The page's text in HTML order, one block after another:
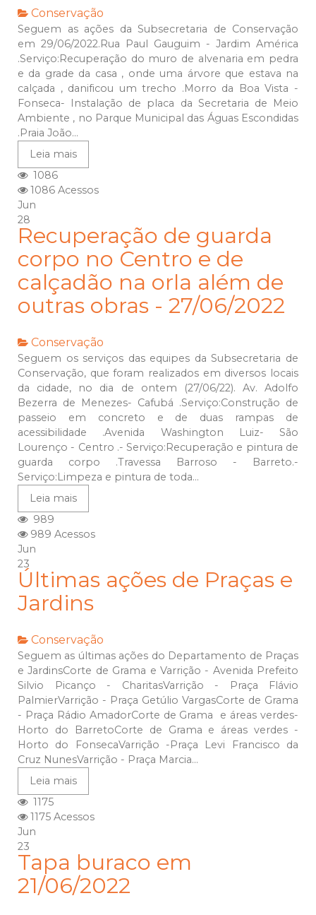
Conservação
Seguem as ações da Subsecretaria de Conservação
em 29/06/2022.Rua Paul Gauguim - Jardim América
.Serviço:Recuperação do muro de alvenaria em pedra
e da grade da casa , onde uma árvore que estava na
calçada , danificou um trecho .Morro da Boa Vista -
Fonseca- Instalação de placa da Secretaria de Meio
Ambiente , no Parque Municipal das Águas Escondidas
.Praia João...
Leia mais
1086
1086 Acessos
Jun
28
Recuperação de guarda
corpo no Centro e de
calçadão na orla além de
outras obras - 27/06/2022
Conservação
Seguem os serviços das equipes da Subsecretaria de
Conservação, que foram realizados em diversos locais
da cidade, no dia de ontem (27/06/22). Av. Adolfo
Bezerra de Menezes- Cafubá .Serviço:Construção de
passeio em concreto e de duas rampas de
acessibilidade .Avenida Washington Luiz- São
Lourenço - Centro .- Serviço:Recuperação e pintura de
guarda corpo .Travessa Barroso - Barreto.-
Serviço:Limpeza e pintura de toda...
Leia mais
989
989 Acessos
Jun
23
Últimas ações de Praças e
Jardins
Conservação
Seguem as últimas ações do Departamento de Praças
e JardinsCorte de Grama e Varrição - Avenida Prefeito
Silvio Picanço - CharitasVarrição - Praça Flávio
PalmierVarrição - Praça Getúlio VargasCorte de Grama
- Praça Rádio AmadorCorte de Grama e áreas verdes-
Horto do BarretoCorte de Grama e áreas verdes -
Horto do FonsecaVarrição -Praça Levi Francisco da
Cruz NunesVarrição - Praça Marcia...
Leia mais
1175
1175 Acessos
Jun
23
Tapa buraco em
21/06/2022